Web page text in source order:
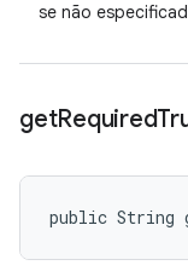
se não
getRequired
public String